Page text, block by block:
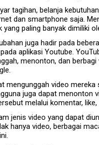
tagihan, belanja
dan smartphone saja.
paling banyak dimiliki
juga hadir pada
aplikasi Youtube.
menonton, dan
mengunggah video
juga dapat menonton
melalui komentar,
jenis video yang dapat
hanya video, berbagai